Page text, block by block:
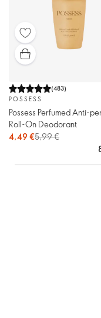
(483)
POSSESS
Possess Perfumed Anti-
Roll-On Deodorant
4,49 €5,99 €